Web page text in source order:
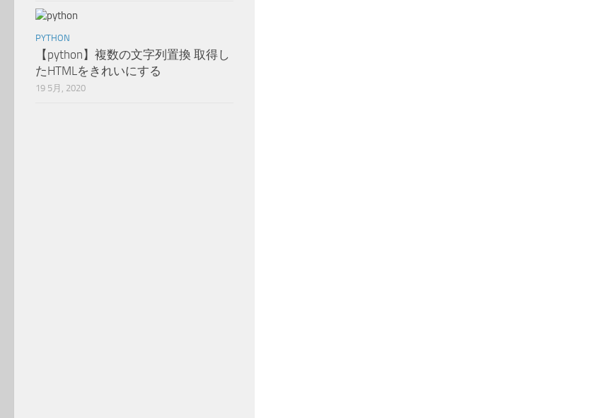
PYTHON
【python】複数の文字列置換 取得し
たHTMLをきれいにする
19 5月, 2020